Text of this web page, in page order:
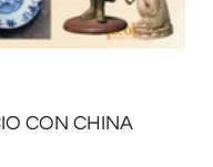
CON CHINA